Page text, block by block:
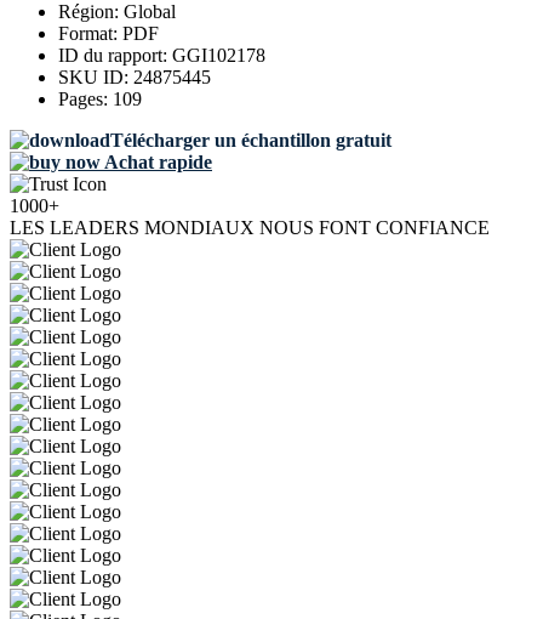
Région: Global
Format: PDF
ID du rapport: GGI102178
SKU ID: 24875445
Pages: 109
Télécharger un échantillon gratuit
Achat rapide
1000+
LES LEADERS MONDIAUX NOUS FONT CONFIANCE